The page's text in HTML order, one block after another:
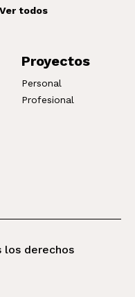
Ver todos
Proyectos
Personal
Profesional
los derechos